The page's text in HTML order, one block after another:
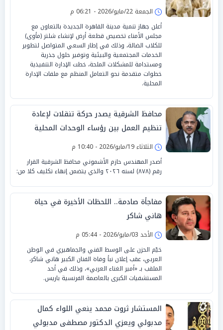
الجمعة 22/مايو/2026 - 06:21 م
أعلن جهاز تنمية مدينة القاهرة الجديدة بالتعاون مع
مجلس الأمناء تخصيص قطعة أرض لإنشاء شلتر (مأوى)
للكلاب الضالة، وذلك في إطار السعي المتواصل لتطوير
الخدمات المجتمعية والبيئية وتوفير حلول جذرية
ومستدامة للمشكلات الملحة، خطت الإدارة التنفيذية
خطوات متقدمة نحو التعامل المنظم مع ملفات الإدارة
المحلية.
محافظ الشرقية يصدر حركة تنقلات لإعادة
تنظيم العمل بين رؤساء الوحدات المحلية
الثلاثاء 19/مايو/2026 - 10:40 م
أصدر المهندس حازم الأشموني محافظ الشرقية القرار
رقم (٨٧٨) لسنه ٢٠٢٦ والذي يتضمن إنهاء تكليف كلا من:
مفاجأة صادمة.. اللحظات الأخيرة في حياة
هاني شاكر
الأحد 03/مايو/2026 - 05:44 م
خيّم الحزن على الوسط الفني والجماهيري في الوطن
العربي، عقب إعلان نبأ وفاة الفنان الكبير هاني شاكر،
الملقب بـ «أمير الغناء العربي»، وذلك في أحد
المستشفيات الكبرى بالعاصمة الفرنسية باريس.
المستشار ثروت محمد ينعي اللواء كمال
مدبولي ويعزي الدكتور مصطفى مدبولي